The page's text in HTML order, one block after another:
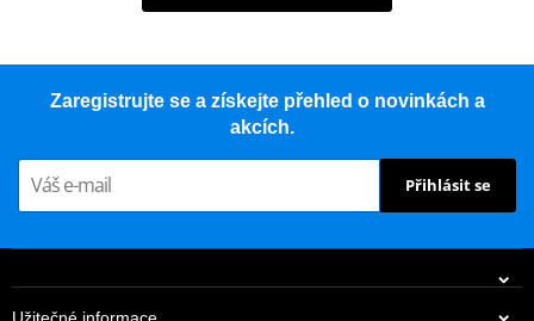
Zaregistrujte se a získejte přehled o novinkách a
akcích.
Přihlásit se
Užitečné informace